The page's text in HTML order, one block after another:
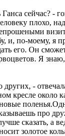
Ганса сейчас? -
плохо,
и, по-моему, я
его. Он
Я знаю,
других, -
кресле около
про
сказать, а
золотое